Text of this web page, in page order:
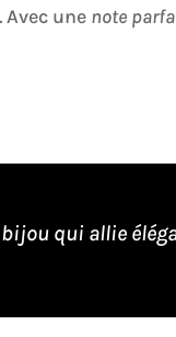
une note
bijou qui allie